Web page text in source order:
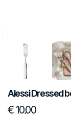
AlessiDressed
€ 10,00